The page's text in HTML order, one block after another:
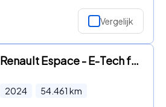
Vergelijk
Renault Espace - E-Tech full hybrid 200 techno 7p. PDC voor en achter l Apple
2024 54.461 km